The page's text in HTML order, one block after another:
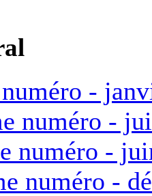
-
numéro -
numéro -
numéro -